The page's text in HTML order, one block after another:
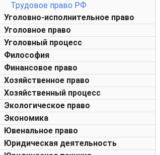
Трудовое право РФ
Уголовно-исполнительное право
Уголовное право
Уголовный процесс
Философия
Финансовое право
Хозяйственное право
Хозяйственный процесс
Экологическое право
Экономика
Ювенальное право
Юридическая деятельность